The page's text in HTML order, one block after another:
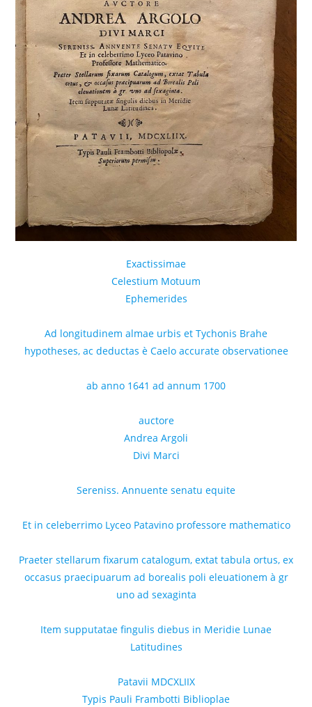
Exactissimae
Celestium Motuum
Ephemerides
Ad longitudinem almae urbis et Tychonis Brahe
hypotheses, ac deductas è Caelo accurate observationee
ab anno 1641 ad annum 1700
auctore
Andrea Argoli
Divi Marci
Sereniss. Annuente senatu equite
Et in celeberrimo Lyceo Patavino professore mathematico
Praeter stellarum fixarum catalogum, extat tabula ortus, ex
occasus praecipuarum ad borealis poli eleuationem à gr
uno ad sexaginta
Item supputatae fingulis diebus in Meridie Lunae
Latitudines
Patavii MDCXLIIX
Typis Pauli Frambotti Biblioplae